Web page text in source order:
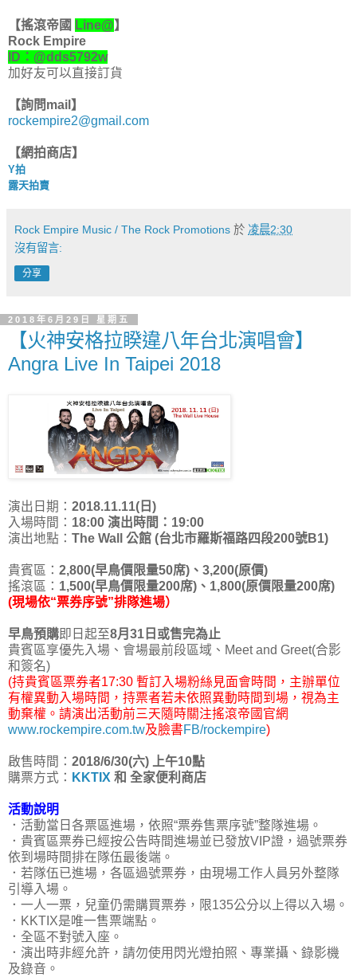
【搖滾帝國 Line@】
Rock Empire
ID：@dds5792w
加好友可以直接訂貨
【詢問mail】
rockempire2@gmail.com
【網拍商店】
Y拍
露天拍賣
Rock Empire Music / The Rock Promotions 於 凌晨2:30
沒有留言:
分享
2018年6月29日 星期五
【火神安格拉睽違八年台北演唱會】
Angra Live In Taipei 2018
演出日期： 2018.11.11(日)
入場時間： 18:00 演出時間：19:00
演出地點： The Wall 公館 (台北市羅斯福路四段200號B1)
貴賓區： 2,800(早鳥價限量50席)、3,200(原價)
搖滾區： 1,500(早鳥價限量200席)、1,800(原價限量200席)
(現場依“票券序號”排隊進場）
早鳥預購即日起至8月31日或售完為止
貴賓區享優先入場、會場最前段區域、Meet and Greet(合影
和簽名)
(持貴賓區票券者17:30 暫訂入場粉絲見面會時間，主辦單位
有權異動入場時間，持票者若未依照異動時間到場，視為主
動棄權。請演出活動前三天隨時關注搖滾帝國官網
www.rockempire.com.tw及臉書FB/rockempire)
啟售時間： 2018/6/30(六) 上午10點
購票方式： KKTIX 和 全家便利商店
活動說明
．活動當日各票區進場，依照“票券售票序號”整隊進場。
．貴賓區票券已經按公告時間進場並已發放VIP證，過號票券
依到場時間排在隊伍最後端。
．若隊伍已進場，各區過號票券，由現場工作人員另外整隊
引導入場。
．一人一票，兒童仍需購買票券，限135公分以上得以入場。
．KKTIX是唯一售票端點。
．全區不對號入座。
．演出時非經允許，請勿使用閃光燈拍照、專業攝、錄影機
及錄音。